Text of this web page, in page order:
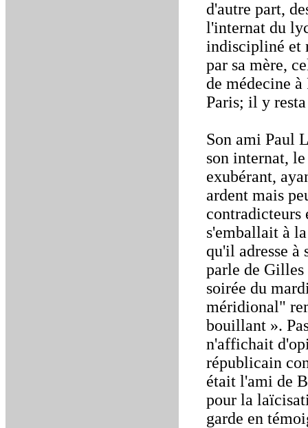
d'autre part,
l'internat du
indiscipliné et
par sa mère,
de médecine
Paris; il y
Son ami Paul
son internat,
exubérant,
ardent mais
contradicteurs
s'emballait à
qu'il adresse à
parle de Gilles
soirée du
méridional"
bouillant ».
n'affichait
républicain
était l'ami de
pour la
garde en